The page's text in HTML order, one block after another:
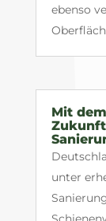
ebenso
Mit
unter